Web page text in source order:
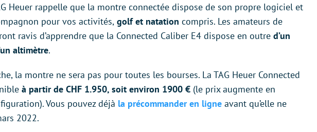
Heuer rappelle que la montre connectée dispose de son propre logiciel et
pour vos activités, golf et natation compris. Les amateurs de
ravis d’apprendre que la Connected Caliber E4 dispose en outre d’un
altimètre.
la montre ne sera pas pour toutes les bourses. La TAG Heuer Connected
à partir de CHF 1.950, soit environ 1900 € (le prix augmente en
Vous pouvez déjà la précommander en ligne avant qu’elle ne
2022.